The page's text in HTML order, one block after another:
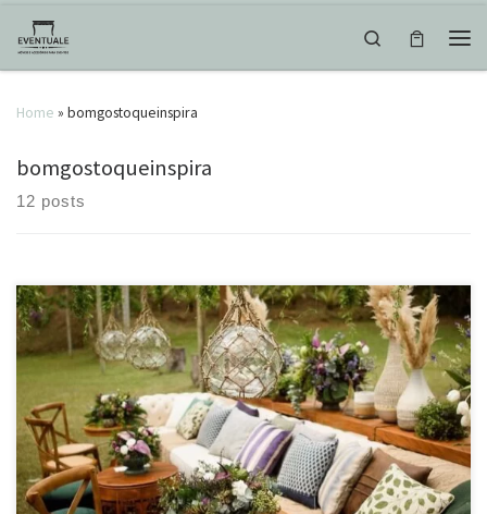
Skip to content
Search
Home » bomgostoqueinspira
bomgostoqueinspira
12 posts
Aquele lounge que encanta, cheio de detalhes e com muuuuito amor!
Projeto @espacodelacruz e foto linda @estudiomegazap
#casamento #decor #decoração #noiva #noivas
#casamentonocampo #bohochic #bomgostoqueinspira #tendencia
#inspiração #love #wedding #weddingdecor #cerimonial #juizdefora
#eventos #eventuale Source